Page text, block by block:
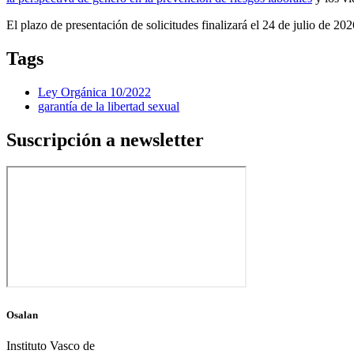
El plazo de presentación de solicitudes finalizará el 24 de julio de
Tags
Ley Orgánica 10/2022
garantía de la libertad sexual
Suscripción a newsletter
Osalan
Instituto Vasco de